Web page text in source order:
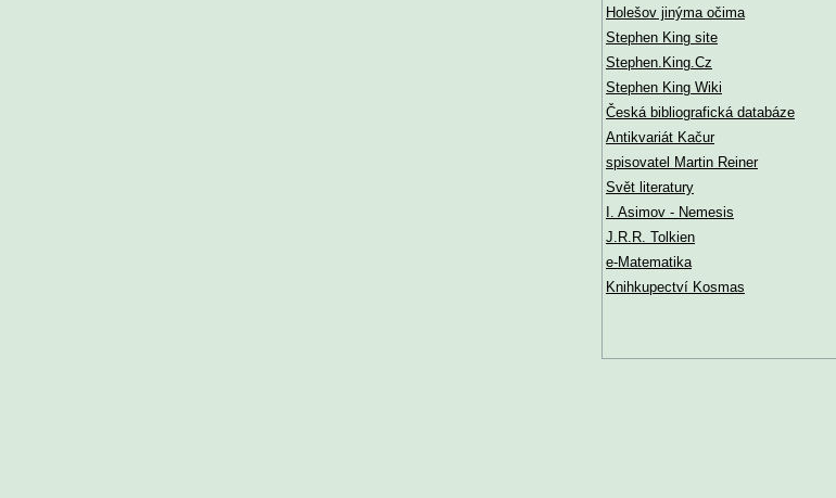
Holešov jinýma očima
Stephen King site
Stephen.King.Cz
Stephen King Wiki
Česká bibliografická databáze
Antikvariát Kačur
spisovatel Martin Reiner
Svět literatury
I. Asimov - Nemesis
J.R.R. Tolkien
e-Matematika
Knihkupectví Kosmas